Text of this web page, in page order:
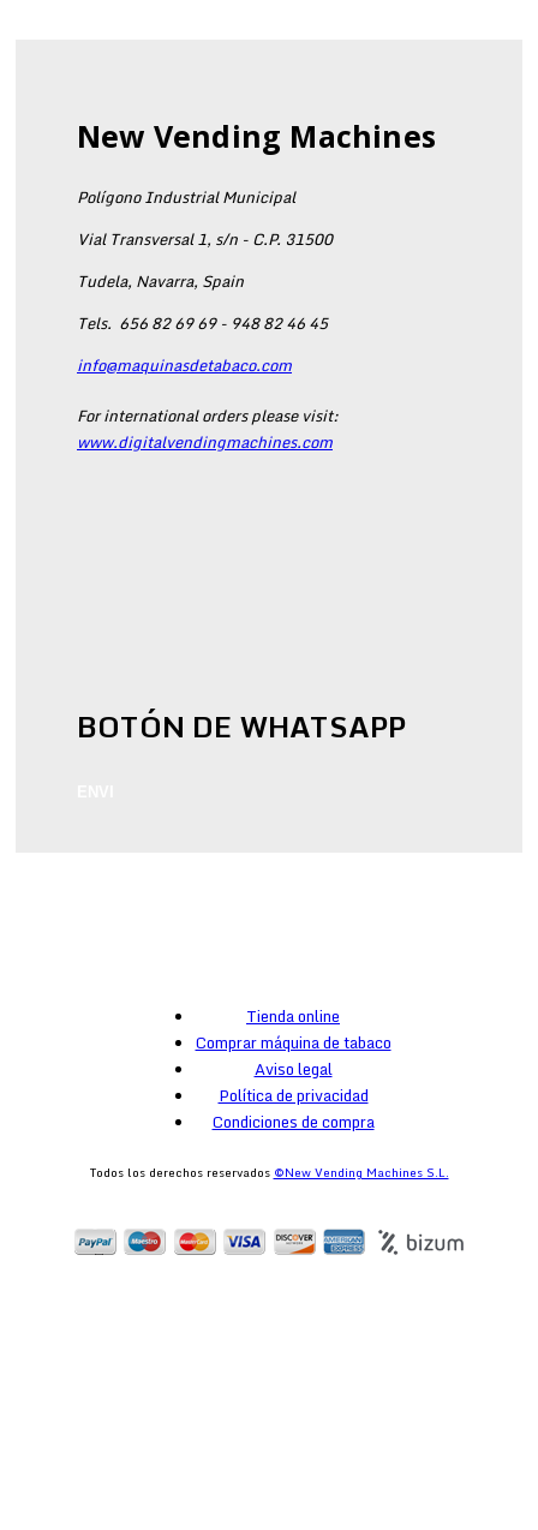
New Vending Machines
Polígono Industrial Municipal
Vial Transversal 1, s/n - C.P. 31500
Tudela, Navarra, Spain
Tels. 656 82 69 69 - 948 82 46 45
info@maquinasdetabaco.com
For international orders please visit:
www.digitalvendingmachines.com
BOTÓN DE WHATSAPP
Tienda online
Comprar máquina de tabaco
Aviso legal
Política de privacidad
Condiciones de compra
Todos los derechos reservados ©New Vending Machines S.L.